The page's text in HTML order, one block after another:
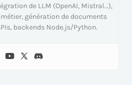
de LLM (OpenAI, Mistral…),
génération de documents
backends Node.js/Python.